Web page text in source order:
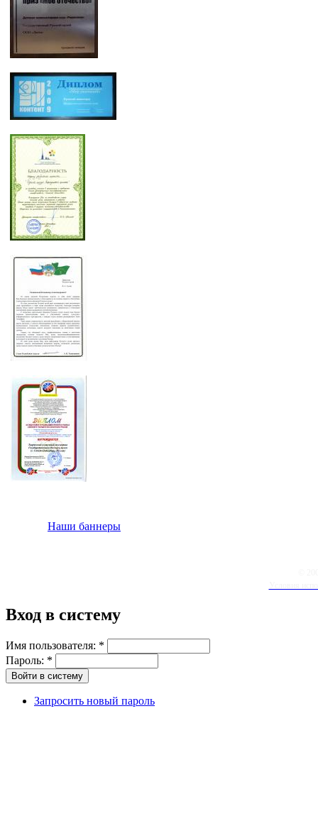
Наши баннеры
Вход в систему
Имя пользователя: *
Пароль: *
Запросить новый пароль